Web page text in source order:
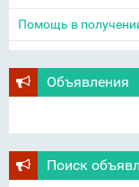
Помощь в
Объявления
Поиск